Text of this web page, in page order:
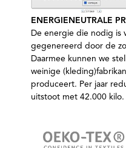
ENERGIENEUTRALE
De energie die nodig
gegenereerd door de
Daarmee kunnen we
weinige
produceert. Per jaar
uitstoot met 42.000 kilo.